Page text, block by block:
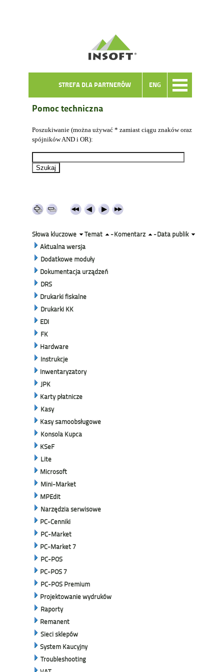
ENG
STREFA DLA PARTNERÓW
Pomoc techniczna
Poszukiwanie (można używać * zamiast ciągu znaków oraz
spójników AND i OR):
Słowa kluczowe Temat -Komentarz -Data publik
Aktualna wersja
Dodatkowe moduły
Dokumentacja urządzeń
DRS
Drukarki fiskalne
Drukarki KK
EDI
FK
Hardware
Instrukcje
Inwentaryzatory
JPK
Karty płatnicze
Kasy
Kasy samoobsługowe
Konsola Kupca
KSeF
Lite
Microsoft
Mini-Market
MPEdit
Narzędzia serwisowe
PC-Cenniki
PC-Market
PC-Market 7
PC-POS
PC-POS 7
PC-POS Premium
Projektowanie wydruków
Raporty
Remanent
Sieci sklepów
System Kaucyjny
Troubleshooting